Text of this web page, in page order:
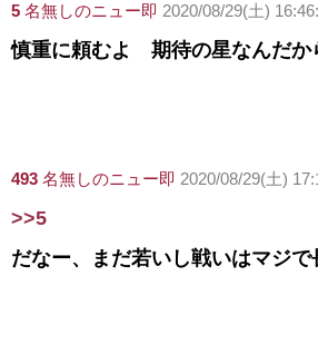
5 名無しのニュー即 2020/08/29(土)
慎重に頼むよ 期待の星なんだか
493 名無しのニュー即 2020/08/29(土)
>>5
だなー、まだ若いし戦いはマジで